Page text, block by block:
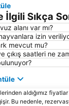
İlgili Sıkça
alanı var mı?
izin
mevcut mu?
çıkış saatleri ne
aldığımız
Bu nedenle,